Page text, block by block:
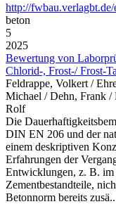
http://
beton
5
2025
Bewertung von
Chlorid-, Frost-/ Frost-
Feldrappe, Volkert /
Michael / Dehn, Frank /
Rolf
Die
DIN EN 206 und der
einem deskriptiven
Erfahrungen der
Entwicklungen, z. B. im
Zementbestandteile,
Betonnorm bereits